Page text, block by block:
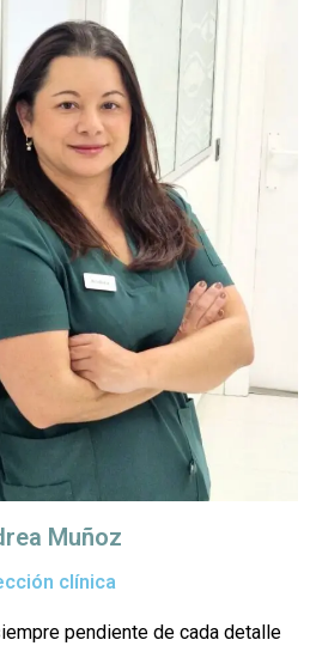
Muñoz
clínica
pendiente de cada detalle